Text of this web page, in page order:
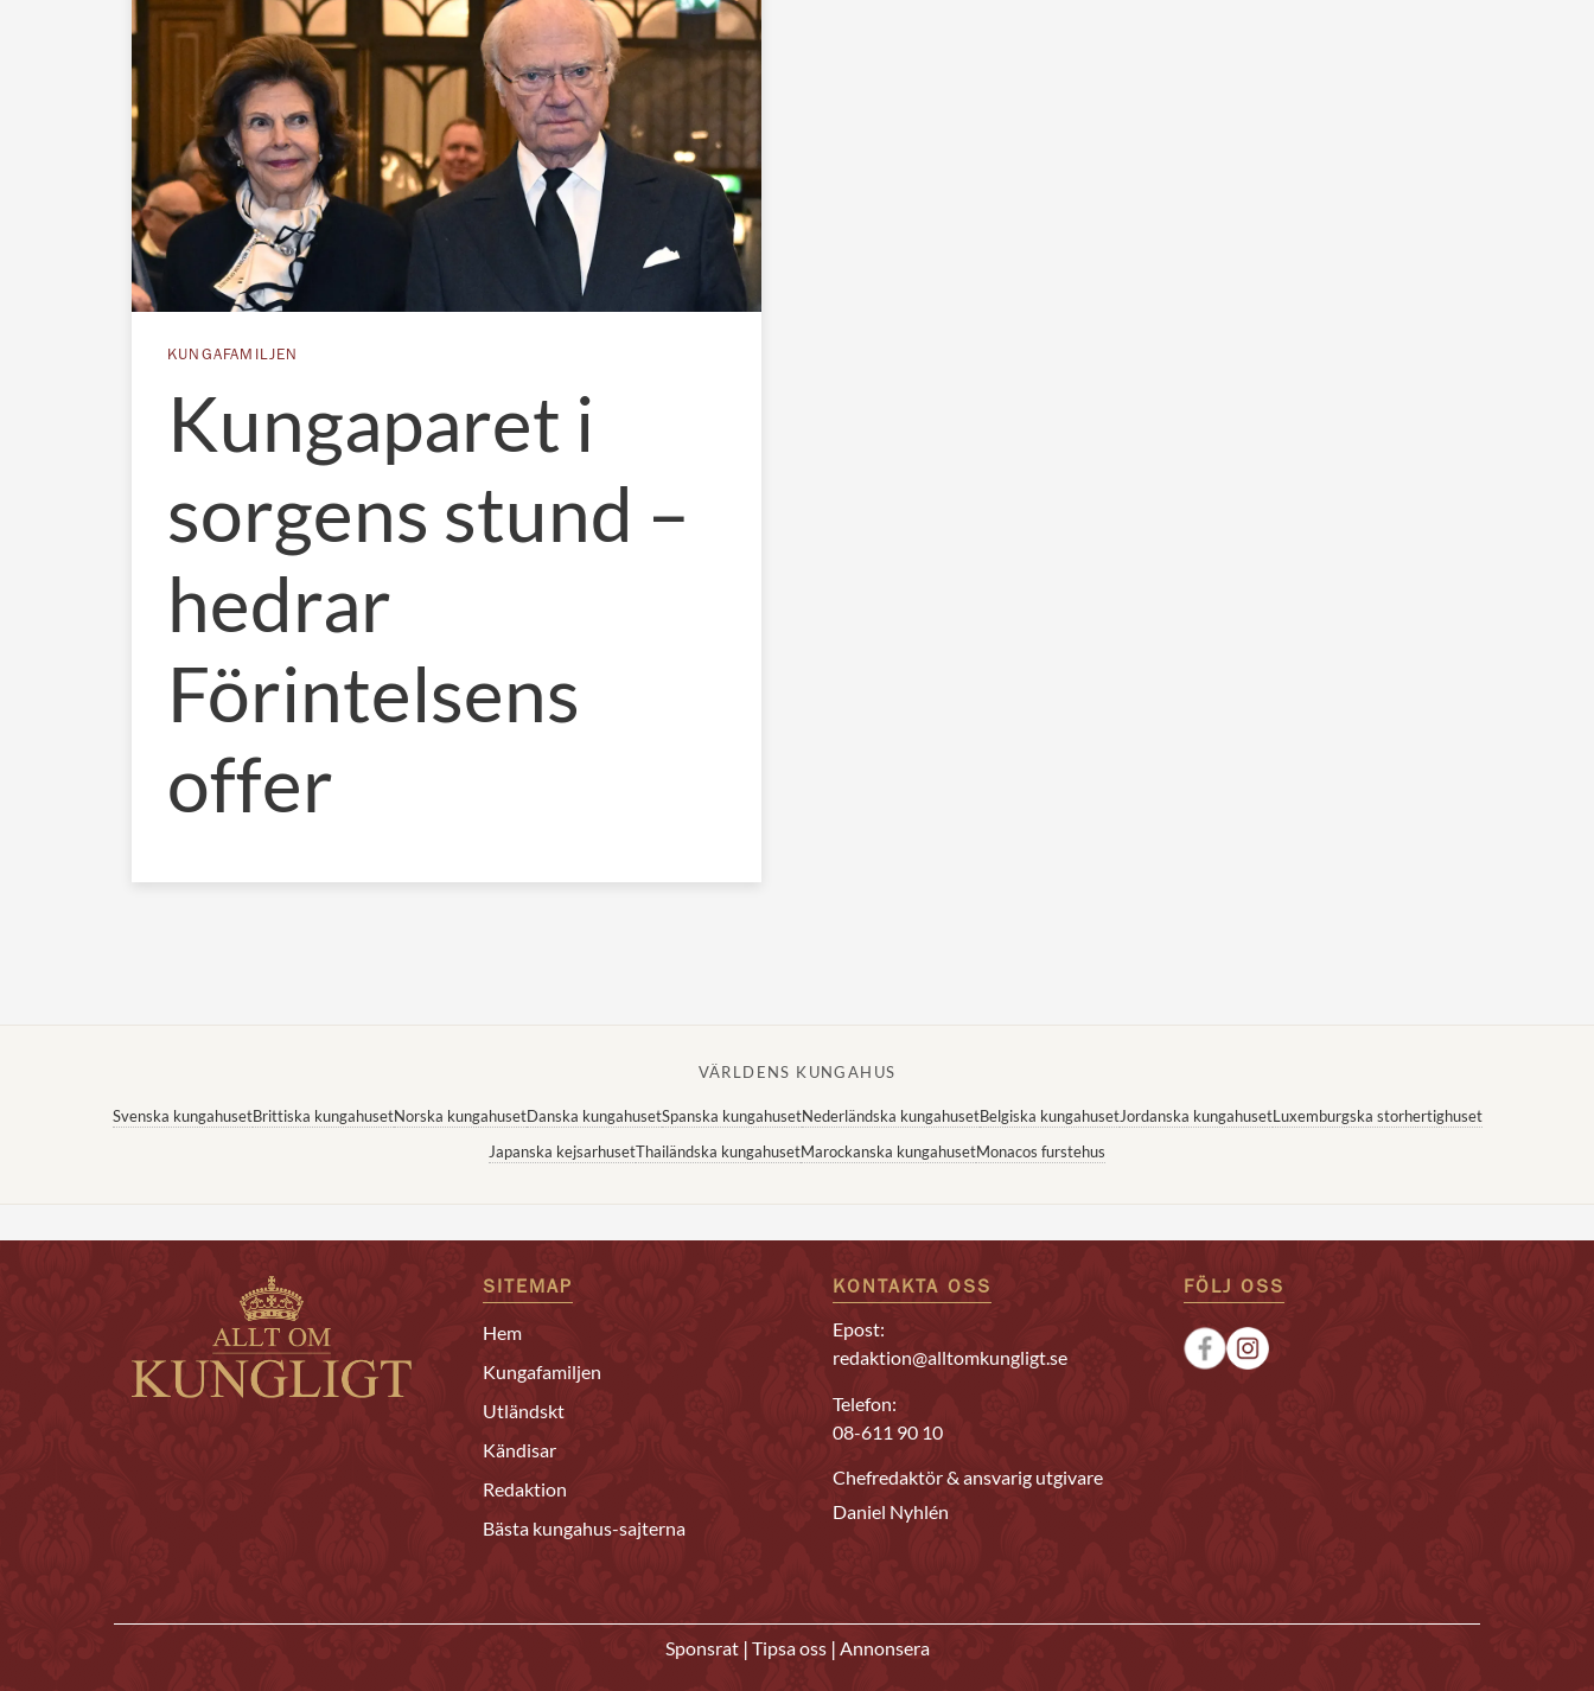
KUNGAFAMILJEN
Kungaparet i
sorgens stund –
hedrar
Förintelsens
offer
VÄRLDENS KUNGAHUS
Svenska kungahusetBrittiska kungahusetNorska kungahusetDanska kungahusetSpanska kungahusetNederländska kungahusetBelgiska kungahusetJordanska kungahusetLuxemburgska storhertighuset
Japanska kejsarhusetThailändska kungahusetMarockanska kungahusetMonacos furstehus
SITEMAP
Hem
Kungafamiljen
Utländskt
Kändisar
Redaktion
Bästa kungahus-sajterna
KONTAKTA OSS
Epost:
redaktion@alltomkungligt.se
Telefon:
08-611 90 10
Chefredaktör & ansvarig utgivare
Daniel Nyhlén
FÖLJ OSS
Sponsrat | Tipsa oss | Annonsera